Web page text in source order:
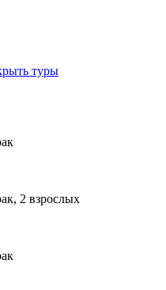
туры
2 взрослых